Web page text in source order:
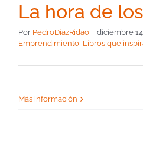
La hora de
Por PedroDiazRidao diciembre
Emprendimiento, Libros que
Más información